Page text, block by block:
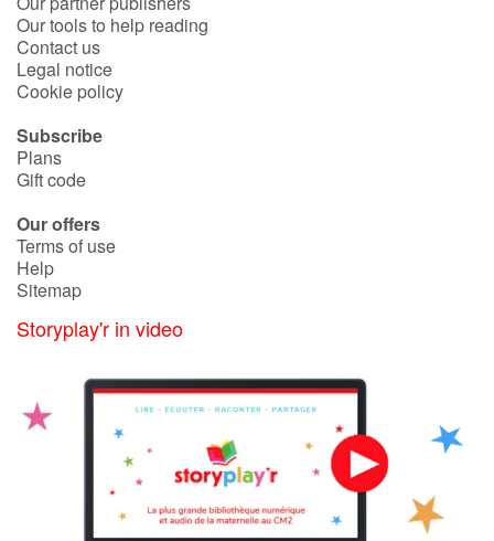
Our tools to help reading
Contact us
Legal notice
Cookie policy
Subscribe
Plans
Gift code
Our offers
Terms of use
Help
Sitemap
Storyplay'r in video